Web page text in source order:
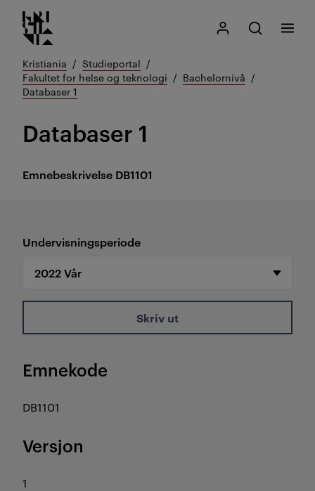
Gå
til
innhold
Kristiania logo
Mitt Kristiania
Åpne søk
Søk
Meny
Kristiania
Studieportal
Fakultet for helse og teknologi
Bachelornivå
Databaser 1
Emnebeskrivelse DB1101
Databaser 1
Undervisningsperiode
Skriv ut
Emnekode
DB1101
Versjon
1